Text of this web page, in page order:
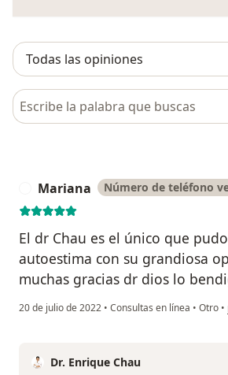
Busca en opiniones
Mariana Número de teléfono
El dr Chau es el único que
autoestima con su grandiosa
muchas gracias dr dios lo
20 de julio de 2022 • Consultas en línea • Otro •
Dr. Enrique Chau